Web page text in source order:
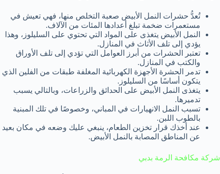
تُعدُّ حشرات النمل الأبيض صعبة التخلص منها، فهي تعيش في
مستعمرات ضخمة تبلغ أعدادها المئات من الآلاف.
النمل الأبيض يتغذى على المواد التي تحتوي على السليلوز، وهذا
يؤدي إلى تلف الأثاث في المنازل.
تعتبر الحشرات من أبرز العوامل التي تؤدي إلى تلف الأوراق
والكتب في المنازل.
تدمر الحشرة الأجهزة الكهربائية المغلفة طبقات من الفلين الذي
يتكون أساسًا من السليلوز.
يتغذى النمل الأبيض على الحدائق والزراعات، وبالتالي يسبب
تدميرها.
تسبب النمل الانهيارات في المباني، وخصوصًا في تلك المبنية
بالطوب اللبن.
عند أخذك قرار تخزين الطعام، ينبغي عليك وضعه في مكان بعيد
عن المناطق المصابة بالنمل الأبيض.
شركة مكافحة الرمة بدبي